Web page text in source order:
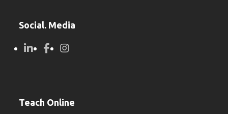
Social. Media
Teach Online